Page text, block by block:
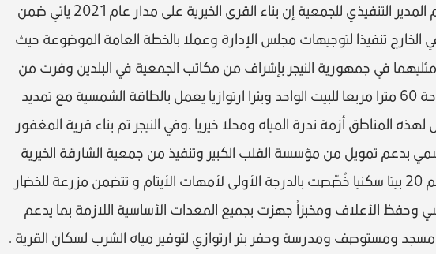
و قال عبدالله سلطان بن خادم المدير التنفيذي للجمعية إن بناء القرى الخيرية على مدار عام 2021 ياتي ضمن
تنفيذا لتوجيهات مجلس الإدارة وعملا بالخطة العامة الموضوعة حيث
ومثليهما في جمهورية النيجر بإشراف من مكاتب الجمعية في البلدين وفرت من
خلالهما 20 بيتا للفقراء بمساحة 60 مترا مربعا للبيت الواحد وبئرا ارتوازيا يعمل بالطاقة الشمسية مع تمديد
المناطق أزمة ندرة المياه ومحلا خيريا .وفي النيجر تم بناء قرية المغفور
بدعم تمويل من مؤسسة القلب الكبير وتنفيذ من جمعية الشارقة الخيرية
وذلك في منطقة بنغولا وتضم 20 بيتا سكنيا خُصّصت بالدرجة الأولى لأمهات الأيتام و تتضمن مزرعة للخضار
وحفظ الأعلاف ومخبزاً جهزت بجميع المعدات الأساسية اللازمة بما يدعم
مسجد ومستوصف ومدرسة وحفر بئر ارتوازي لتوفير مياه الشرب لسكان القرية .